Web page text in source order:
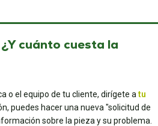
cuánto cuesta la
o el equipo de tu cliente, dirígete atu
puedes hacer una nueva "solicitud de
sobre la pieza y su problema.